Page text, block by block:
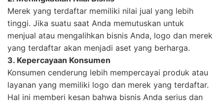
Merek yang terdaftar memiliki nilai jual yang lebih
tinggi. Jika suatu saat Anda memutuskan untuk
menjual atau mengalihkan bisnis Anda, logo dan merek
yang terdaftar akan menjadi aset yang berharga.
3. Kepercayaan Konsumen
Konsumen cenderung lebih mempercayai produk atau
layanan yang memiliki logo dan merek yang terdaftar.
Hal ini memberi kesan bahwa bisnis Anda serius dan